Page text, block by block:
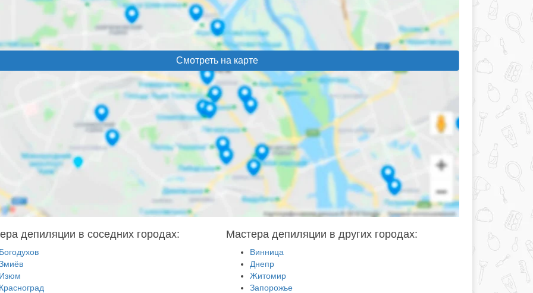
Смотреть на карте
депиляции в соседних городах: Мастера депиляции в других городах:
Винница
Днепр
Житомир
Запорожье